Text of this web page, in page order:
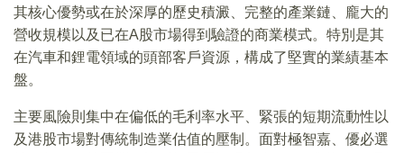
其核心優勢或在於深厚的歷史積澱、完整的產業鏈、龐大的
營收規模以及已在A股市場得到驗證的商業模式。特別是其
在汽車和鋰電領域的頭部客戶資源，構成了堅實的業績基本
盤。
主要風險則集中在偏低的毛利率水平、緊張的短期流動性以
及港股市場對傳統制造業估值的壓制。面對極智嘉、優必選